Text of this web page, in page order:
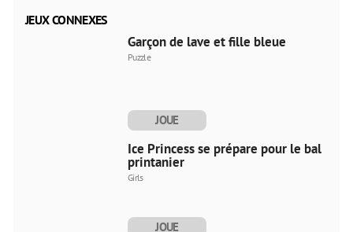
JEUX CONNEXES
Garçon de lave et fille bleue
Puzzle
JOUE
Ice Princess se prépare pour le bal
printanier
Girls
JOUE